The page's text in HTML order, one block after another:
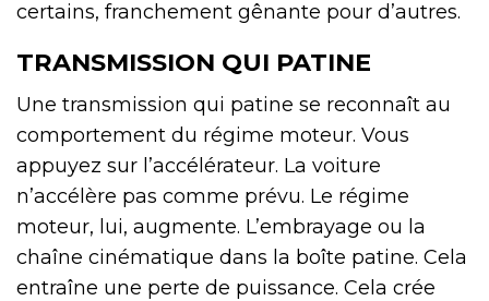
certains, franchement gênante pour d’autres.
TRANSMISSION QUI PATINE
Une transmission qui patine se reconnaît au
comportement du régime moteur. Vous
appuyez sur l’accélérateur. La voiture
n’accélère pas comme prévu. Le régime
moteur, lui, augmente. L’embrayage ou la
chaîne cinématique dans la boîte patine. Cela
entraîne une perte de puissance. Cela crée